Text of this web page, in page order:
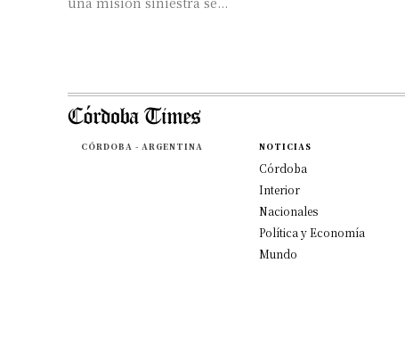
CÓRDOBA - ARGENTINA NOTICIAS
Córdoba
Interior
Nacionales
Política y Economía
Mundo